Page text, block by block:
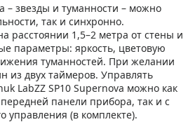
– звезды и туманности – можно
так и синхронно.
расстоянии 1,5–2 метра от стены и
параметры: яркость, цветовую
туманностей. При желании
из двух таймеров. Управлять
LabZZ SP10 Supernova можно как
панели прибора, так и с
управления (в комплекте).